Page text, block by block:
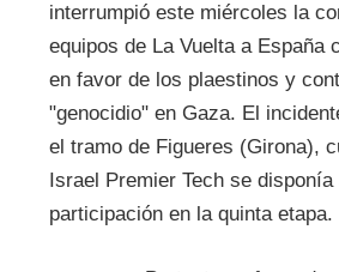
interrumpió este miércoles la
equipos de La Vuelta a España
en favor de los plaestinos y
"genocidio" en Gaza. El
el tramo de Figueres (Girona),
Israel Premier Tech se
participación en la quinta etapa.